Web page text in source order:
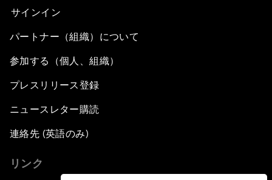
サインイン
パートナー（組織）について
参加する（個人、組織）
プレスリリース登録
ニュースレター購読
連絡先 (英語のみ)
リンク